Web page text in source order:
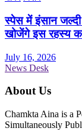
स्पेस में इंसान
खोजेंगे इस रहस्य
July 16, 2026
News Desk
About Us
Chamkta Aina is a
Simultaneously